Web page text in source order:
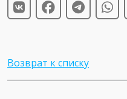
Возврат к списку